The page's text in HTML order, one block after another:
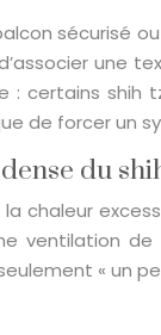
sécurisé
une
: certains
de forcer un
du
« un